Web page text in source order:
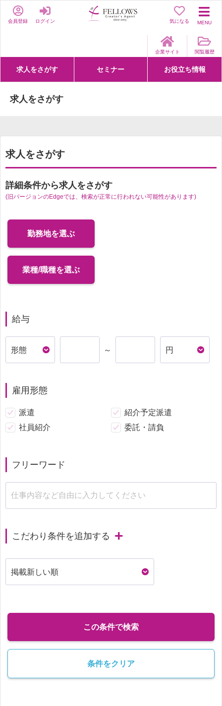
会員登録 ログイン 気になる MENU
企業サイト 閲覧履歴
求人をさがす
詳細条件からさがす
求人特集からさがす
セミナー
セミナーをさがす
クリエイティブNEXT
クリエイターズファーム
e-ラーニング
Fellows Creative Academy
企業研修
お役立ち情報
お役立ち情報一覧
聞くは一時、聞かぬは一生
クリエイターのお仕事図鑑
クリエイターの声
Q&A
企業様向けお役立ち情報
求人をさがす
求人をさがす
詳細条件から求人をさがす
(旧バージョンのEdgeでは、検索が正常に行われない可能性があります)
勤務地を選ぶ
業種/職種を選ぶ
給与
～
雇用形態
派遣
紹介予定派遣
社員紹介
委託・請負
フリーワード
こだわり条件を追加する
この条件で検索
条件をクリア